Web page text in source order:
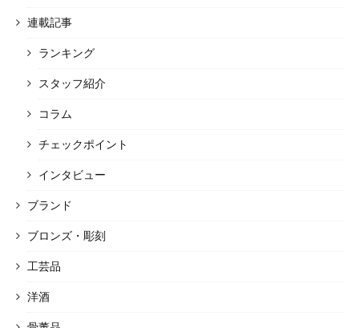
連載記事
ランキング
スタッフ紹介
コラム
チェックポイント
インタビュー
ブランド
ブロンズ・彫刻
工芸品
洋酒